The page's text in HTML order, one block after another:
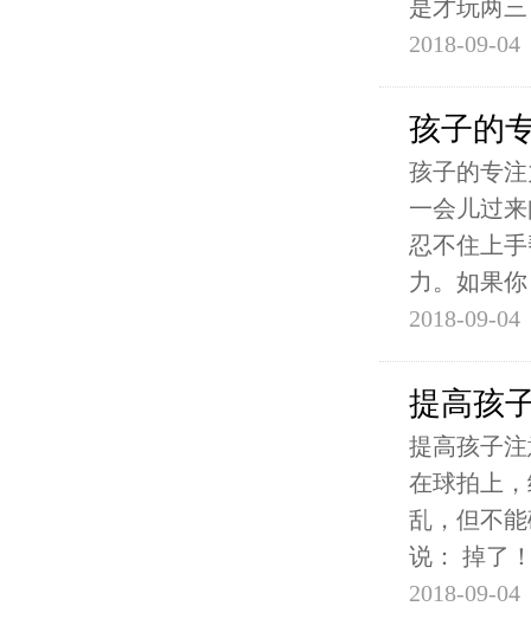
是才玩两三
2018-09-04
孩子的
孩子的专
一会儿过
忍不住上
力。如果你
2018-09-04
提高孩
提高孩子
在球拍上
乱，但不
说： 掉了
2018-09-04